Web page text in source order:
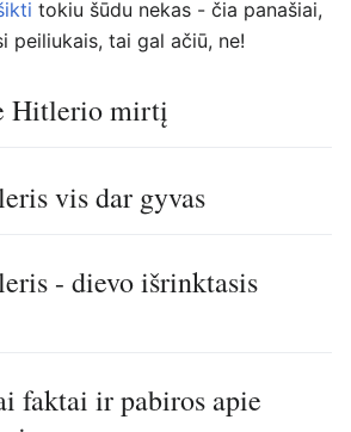
tokiu šūdu nekas - čia panašiai,
peiliukais, tai gal ačiū, ne!
Hitlerio mirtį
vis dar gyvas
- dievo išrinktasis
faktai ir pabiros apie